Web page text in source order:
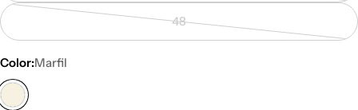
o
48
Variante
Color:Marfil